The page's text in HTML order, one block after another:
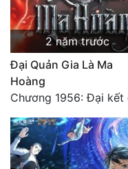
Đam Mỹ
Đẹp
Đẹp Hiệp
Tính Cách Nhân Vật :
Cơ Trí
Sát Phạt Quyết Đoán
2 năm trước
Đại Quản Gia Là Ma
Hoàng